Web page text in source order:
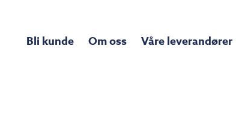
Bli kunde Om oss Våre leverandører